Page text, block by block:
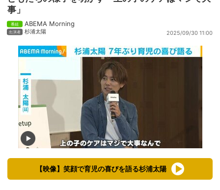
事」
ABEMA Morning
杉浦太陽 2025/09/30 11:00
【映像】笑顔で育児の喜びを語る杉浦太陽